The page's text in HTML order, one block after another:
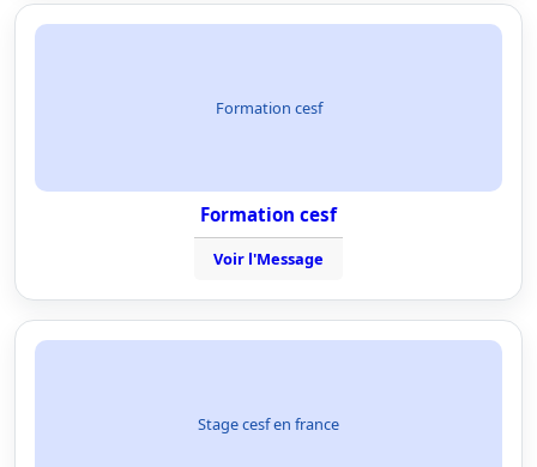
Formation cesf
Formation cesf
Voir l'Message
Stage cesf en france